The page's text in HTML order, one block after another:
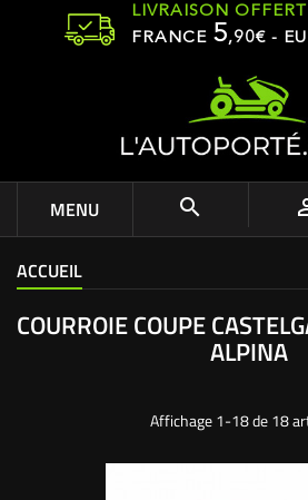
LIVRAISON
FRANCE 5,90€ -
MENU 
ACCUEIL
COURROIE COUPE
ALPINA
Affichage 1-18 de 18